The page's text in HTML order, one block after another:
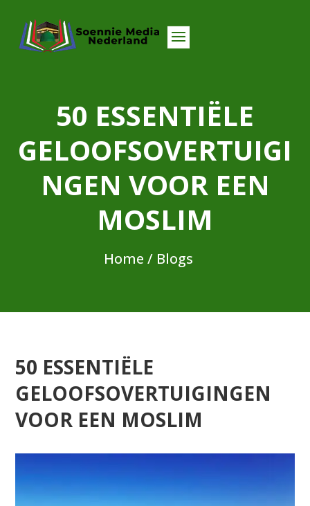
50 ESSENTIËLE
GELOOFSOVERTUIGI
NGEN VOOR EEN
MOSLIM
Home / Blogs
50 ESSENTIËLE
GELOOFSOVERTUIGINGEN
VOOR EEN MOSLIM